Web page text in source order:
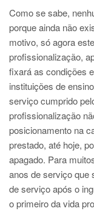
Como se sabe,
porque ainda não
motivo, só agora
profissionalização,
fixará as condições
instituições de
serviço cumprido
profissionalização
posicionamento na
prestado, até hoje,
apagado. Para
anos de serviço que
de serviço após o
o primeiro da vida